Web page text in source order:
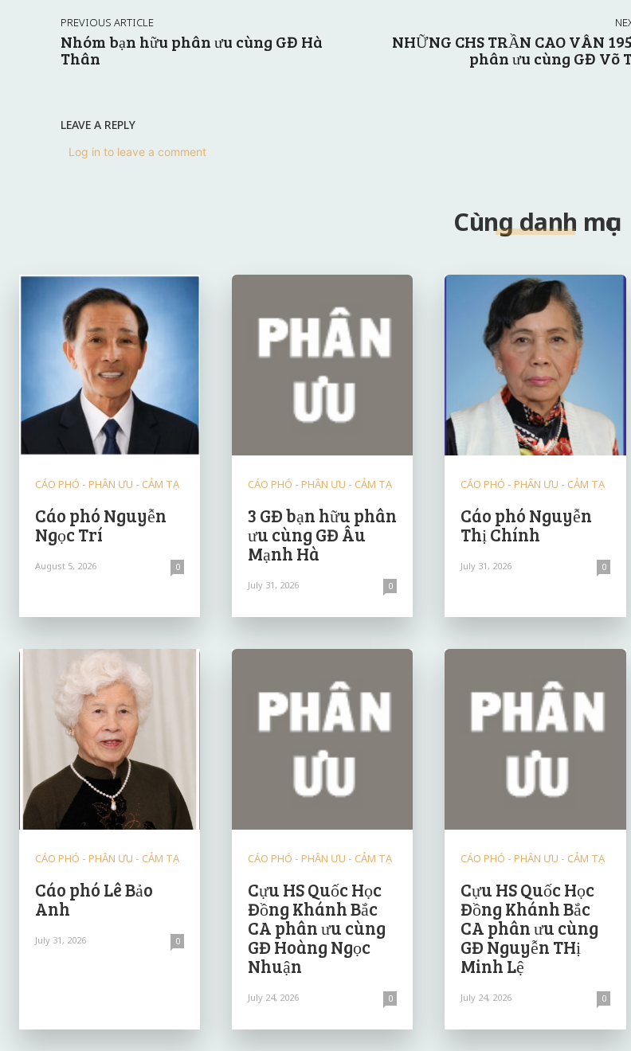
PREVIOUS ARTICLE
Nhóm bạn hữu phân ưu cùng GĐ Hà
Thân
NHỮNG CHS TRẦN CAO VÂN
phân ưu cùng GĐ Võ
LEAVE A REPLY
Log in to leave a comment
Cùng danh mục
CÁO PHÓ - PHÂN ƯU - CẢM TẠ
Cáo phó Nguyễn
Ngọc Trí
August 5, 2026 0
CÁO PHÓ - PHÂN ƯU - CẢM TẠ
3 GĐ bạn hữu phân
ưu cùng GĐ Âu
Mạnh Hà
July 31, 2026 0
CÁO PHÓ - PHÂN ƯU - CẢM TẠ
Cáo phó Nguyễn
Thị Chính
July 31, 2026 0
CÁO PHÓ - PHÂN ƯU - CẢM TẠ
Cáo phó Lê Bảo
Anh
July 31, 2026 0
CÁO PHÓ - PHÂN ƯU - CẢM TẠ
Cựu HS Quốc Học
Đồng Khánh Bắc
CA phân ưu cùng
GĐ Hoàng Ngọc
Nhuận
July 24, 2026 0
CÁO PHÓ - PHÂN ƯU - CẢM TẠ
Cựu HS Quốc Học
Đồng Khánh Bắc
CA phân ưu cùng
GĐ Nguyễn THị
Minh Lệ
July 24, 2026 0